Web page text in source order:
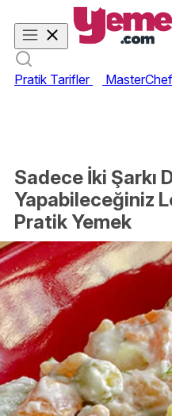
Pratik Tarifler
Sadece İki Şarkı
Yapabileceğiniz
Pratik Yemek